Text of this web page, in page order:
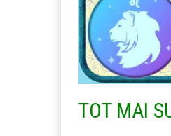
TOT MAI